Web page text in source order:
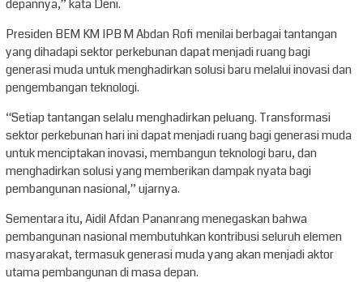
depannya,” kata Deni.
Presiden BEM KM IPB M Abdan Rofi menilai berbagai tantangan
yang dihadapi sektor perkebunan dapat menjadi ruang bagi
generasi muda untuk menghadirkan solusi baru melalui inovasi dan
pengembangan teknologi.
“Setiap tantangan selalu menghadirkan peluang. Transformasi
sektor perkebunan hari ini dapat menjadi ruang bagi generasi muda
untuk menciptakan inovasi, membangun teknologi baru, dan
menghadirkan solusi yang memberikan dampak nyata bagi
pembangunan nasional,” ujarnya.
Sementara itu, Aidil Afdan Pananrang menegaskan bahwa
pembangunan nasional membutuhkan kontribusi seluruh elemen
masyarakat, termasuk generasi muda yang akan menjadi aktor
utama pembangunan di masa depan.